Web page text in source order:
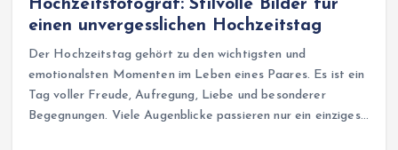
Hochzeitsfotograf: Stilvolle Bilder für
einen unvergesslichen Hochzeitstag
Der Hochzeitstag gehört zu den wichtigsten und
emotionalsten Momenten im Leben eines Paares. Es ist ein
Tag voller Freude, Aufregung, Liebe und besonderer
Begegnungen. Viele Augenblicke passieren nur ein einziges…